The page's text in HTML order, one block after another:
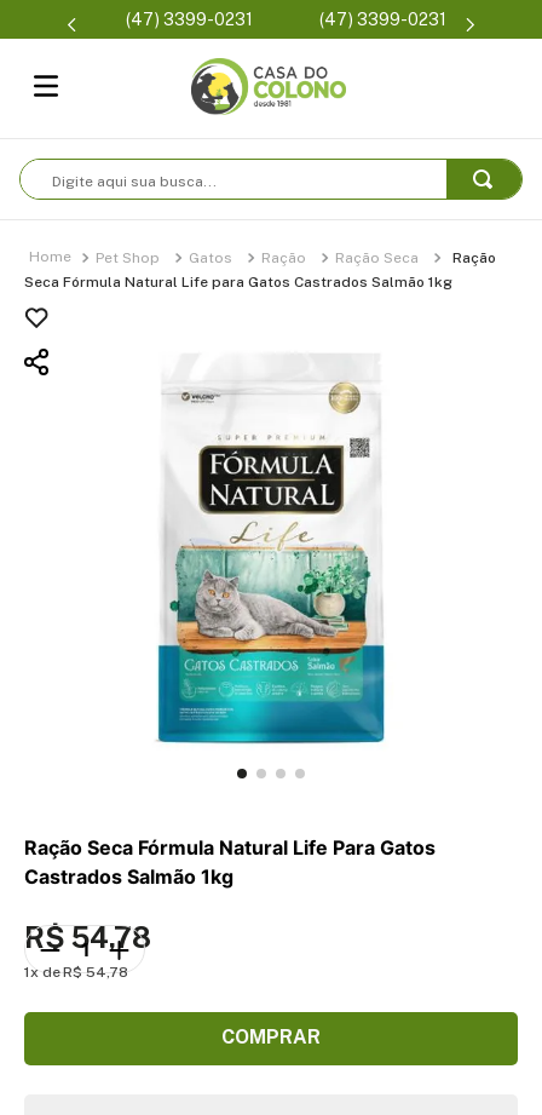
3399-0231
Parcelamento em até 6x
sem juros
Condições de frete
Digite aqui sua busca...
Pet Shop Gatos Ração Ração Seca
Ração
Seca Fórmula Natural Life para Gatos Castrados Salmão 1kg
Ração Seca Fórmula Natural Life Para Gatos
Castrados Salmão 1kg
R$54,78
1 R$ 54,78
COMPRAR